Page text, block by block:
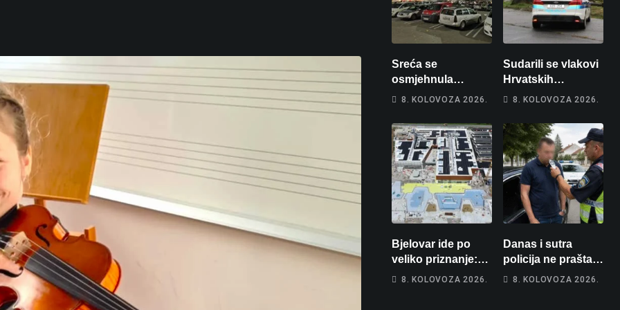
Sreća se
osmjehnula
Bjelovarčaninu:
eura, a osvojio
više od 80 tisuća
eura
8. KOLOVOZA 2026.
Sudarili se vlakovi
Hrvatskih
željeznica. Šestero
ozlijeđeno, mlađa
žena na
intenzivnoj
8. KOLOVOZA 2026.
Bjelovar ide po
veliko priznanje:
Hrebak danas u
8. KOLOVOZA 2026.
Danas i sutra
policija ne prašta:
Na cestama su
8. KOLOVOZA 2026.